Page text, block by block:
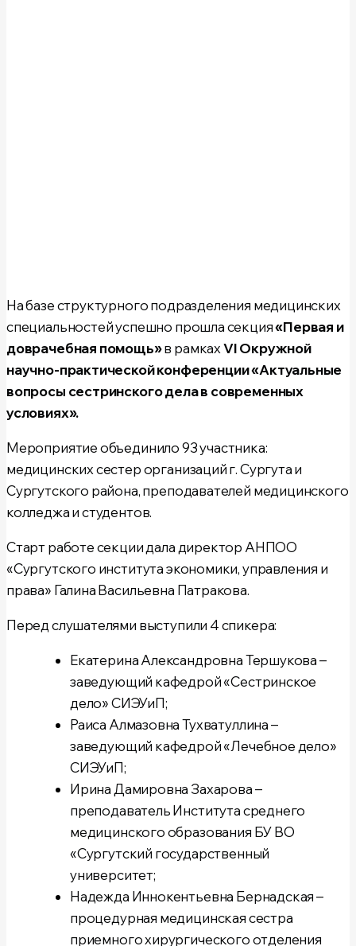
На базе структурного подразделения медицинских
специальностей успешно прошла секция«Первая и
доврачебная помощь»в рамкахVI Окружной
научно-практической конференции «Актуальные
вопросы сестринского дела в современных
условиях».
Мероприятие объединило 93 участника:
медицинских сестер организаций г. Сургута и
Сургутского района, преподавателей медицинского
колледжа и студентов.
Старт работе секции дала директор АНПОО
«Сургутского института экономики, управления и
права» Галина Васильевна Патракова.
Перед слушателями выступили 4 спикера:
Екатерина Александровна Тершукова –
заведующий кафедрой «Сестринское
дело» СИЭУиП;
Раиса Алмазовна Тухватуллина –
заведующий кафедрой «Лечебное дело»
СИЭУиП;
Ирина Дамировна Захарова –
преподаватель Института среднего
медицинского образования БУ ВО
«Сургутский государственный
университет;
Надежда Иннокентьевна Бернадская –
процедурная медицинская сестра
приемного хирургического отделения